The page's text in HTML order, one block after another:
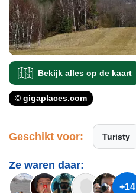
Bekijk alles op de kaart
© gigaplaces.com
Geschikt voor: Turisty
Ze waren daar:
+14